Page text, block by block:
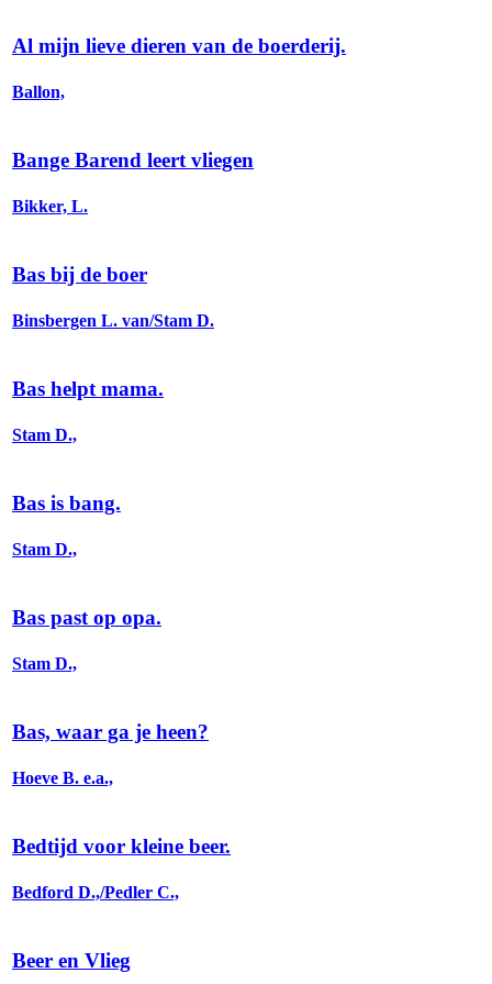
Al mijn lieve dieren van de boerderij.
Ballon,
Bange Barend leert vliegen
Bikker, L.
Bas bij de boer
Binsbergen L. van/Stam D.
Bas helpt mama.
Stam D.,
Bas is bang.
Stam D.,
Bas past op opa.
Stam D.,
Bas, waar ga je heen?
Hoeve B. e.a.,
Bedtijd voor kleine beer.
Bedford D.,/Pedler C.,
Beer en Vlieg